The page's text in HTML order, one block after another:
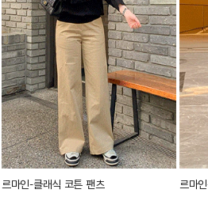
르마인-클래식 코튼 팬츠 르마